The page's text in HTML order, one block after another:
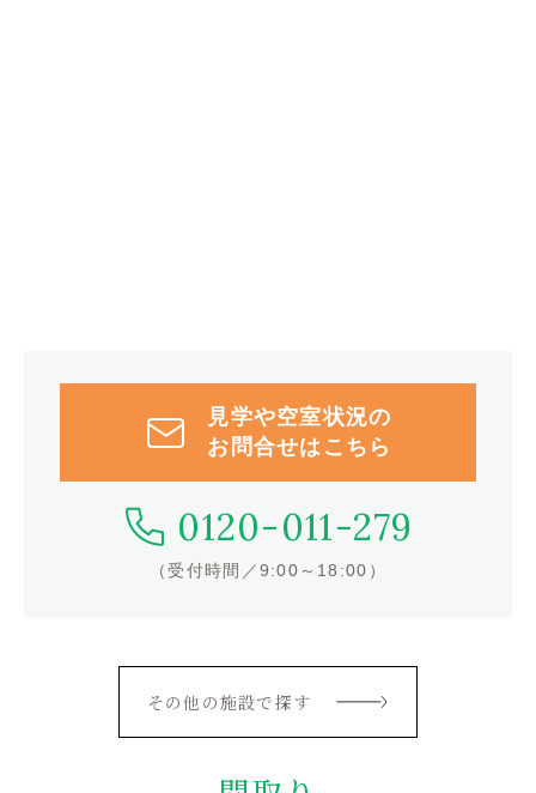
見学や空室状況の
お問合せはこちら
0120-011-279
（受付時間／9:00～18:00）
その他の施設で探す